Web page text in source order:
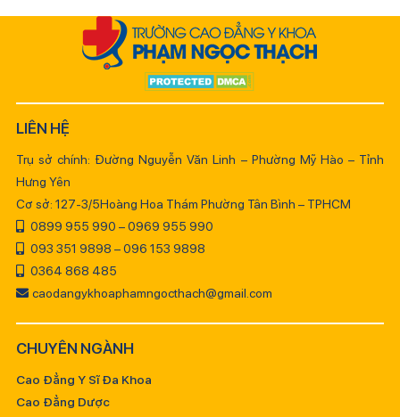
LIÊN HỆ
Trụ sở chính: Đường Nguyễn Văn Linh – Phường Mỹ Hào – Tỉnh
Hưng Yên
Cơ sở: 127-3/5Hoàng Hoa Thám Phường Tân Bình – TPHCM
0899 955 990 – 0969 955 990
093 351 9898 – 096 153 9898
0364 868 485
caodangykhoaphamngocthach@gmail.com
CHUYÊN NGÀNH
Cao Đẳng Y Sĩ Đa Khoa
Cao Đẳng Dược